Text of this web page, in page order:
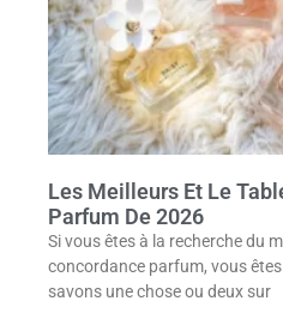
Les Meilleurs Et Le
Parfum De 2026
Si vous êtes à la recherche du
concordance parfum, vous
savons une chose ou deux sur